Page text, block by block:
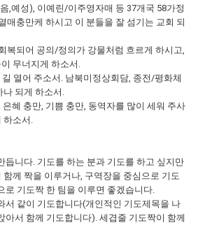
,예성), 이예린/이주영자매 등 37개국 58가정
충만케 하시고 이 분들을 잘 섬기는 교회 되
복되어 공의/정의가 강물처럼 흐르게 하시고,
무너지게 하소서.
열어 주소서. 남북미정상회담, 종전/평화체
나 되게 하소서.
혜 충만, 기쁨 충만, 동역자를 많이 세워 주사
하소서.
듭니다. 기도를 하는 분과 기도를 하고 싶지만
께 짝을 이루거나, 구역장을 중심으로 기도
로 기도짝 한 팀을 이루면 좋겠습니다.
서 같이 기도합니다(개인적인 기도제목을 나
아서 함께 기도합니다). 세겹줄 기도짝이 함께